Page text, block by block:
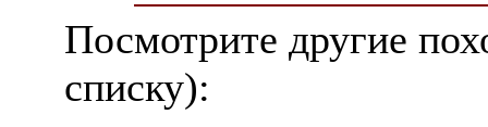
Посмотрите другие
списку):